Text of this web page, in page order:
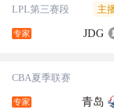
LPL第三赛段 主
专家 JDG
CBA夏季联赛
专家 青岛